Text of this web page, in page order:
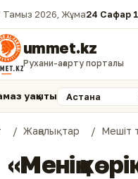
Тамыз 2026, Жұма24 Сафар
ummet.kz
Рухани-ағарту порталы
уақыты
Жаңалықтар Мешіт
«Менің